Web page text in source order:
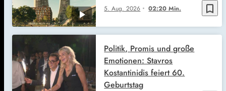
bookmark_border
5. Aug. 2026 02:20 Min.
Politik, Promis und große
Emotionen: Stavros
Kostantinidis feiert 60.
Geburtstag